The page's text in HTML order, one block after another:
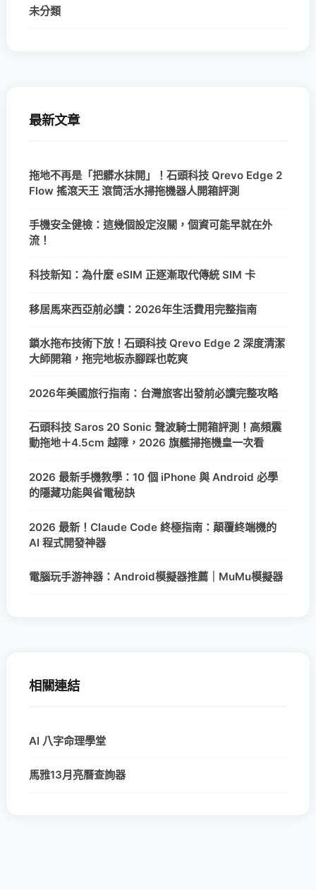
未分類
最新文章
拖地不再是「把髒水抹開」！石頭科技 Qrevo Edge 2
Flow 搖滾天王 滾筒活水掃拖機器人開箱評測
手機安全健檢：這幾個設定沒關，個資可能早就在外
流！
科技新知：為什麼 eSIM 正逐漸取代傳統 SIM 卡
移居馬來西亞前必讀：2026年生活費用完整指南
鎖水拖布技術下放！石頭科技 Qrevo Edge 2 深度清潔
大師開箱，拖完地板赤腳踩也乾爽
2026年美國旅行指南：台灣旅客出發前必讀完整攻略
石頭科技 Saros 20 Sonic 聲波騎士開箱評測！高頻震
動拖地＋4.5cm 越障，2026 旗艦掃拖機皇一次看
2026 最新手機教學：10 個 iPhone 與 Android 必學
的隱藏功能與省電秘訣
2026 最新！Claude Code 終極指南：顛覆終端機的
AI 程式開發神器
電腦玩手游神器：Android模擬器推薦｜MuMu模擬器
相關連結
AI 八字命理學堂
馬雅13月亮曆查詢器